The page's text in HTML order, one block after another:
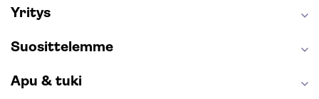
Wieliczkan suolakaivos
Yritys
Suosittelemme
Apu & tuki